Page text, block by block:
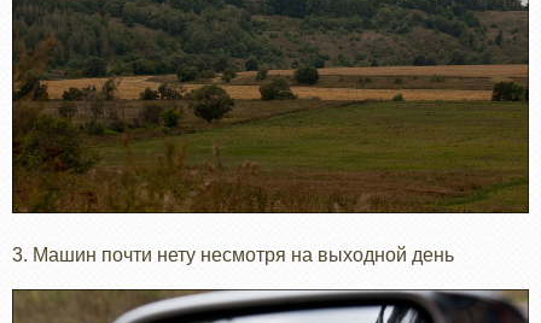
3. Машин почти нету несмотря на выходной день